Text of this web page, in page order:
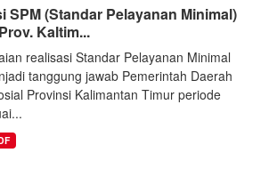
SPM (Standar Pelayanan Minimal)
Kaltim...
realisasi Standar Pelayanan Minimal
tanggung jawab Pemerintah Daerah
Provinsi Kalimantan Timur periode